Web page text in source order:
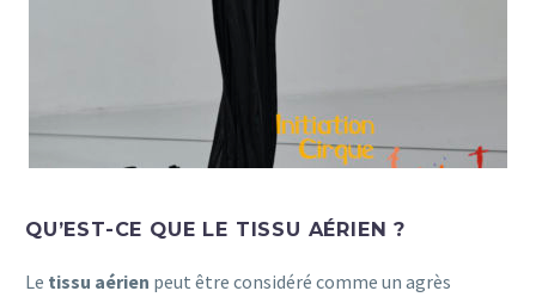
QU’EST-CE QUE LE TISSU AÉRIEN ?
Le tissu aérien peut être considéré comme un agrès